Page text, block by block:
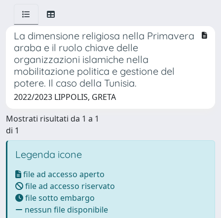
La dimensione religiosa nella Primavera
araba e il ruolo chiave delle
organizzazioni islamiche nella
mobilitazione politica e gestione del
potere. Il caso della Tunisia.
2022/2023 LIPPOLIS, GRETA
Mostrati risultati da 1 a 1
di 1
Legenda icone
file ad accesso aperto
file ad accesso riservato
file sotto embargo
nessun file disponibile